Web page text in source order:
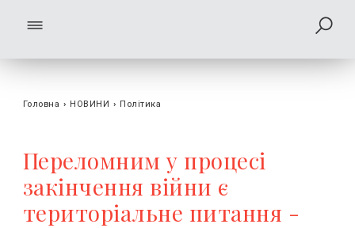
Головна › НОВИНИ › Політика
Переломним у процесі
закінчення війни є
територіальне питання -